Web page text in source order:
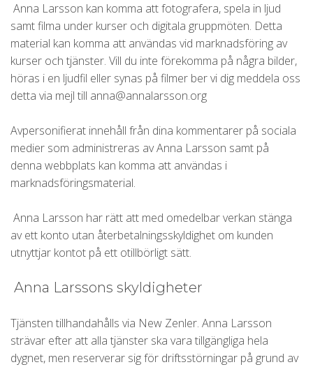
Anna Larsson kan komma att fotografera, spela in ljud
samt filma under kurser och digitala gruppmöten. Detta
material kan komma att användas vid marknadsföring av
kurser och tjänster. Vill du inte förekomma på några bilder,
höras i en ljudfil eller synas på filmer ber vi dig meddela oss
detta via mejl till anna@annalarsson.org
Avpersonifierat innehåll från dina kommentarer på sociala
medier som administreras av Anna Larsson samt på
denna webbplats kan komma att användas i
marknadsföringsmaterial.
Anna Larsson har rätt att med omedelbar verkan stänga
av ett konto utan återbetalningsskyldighet om kunden
utnyttjar kontot på ett otillbörligt sätt.
Anna Larssons skyldigheter
Tjänsten tillhandahålls via New Zenler. Anna Larsson
strävar efter att alla tjänster ska vara tillgängliga hela
dygnet, men reserverar sig för driftsstörningar på grund av